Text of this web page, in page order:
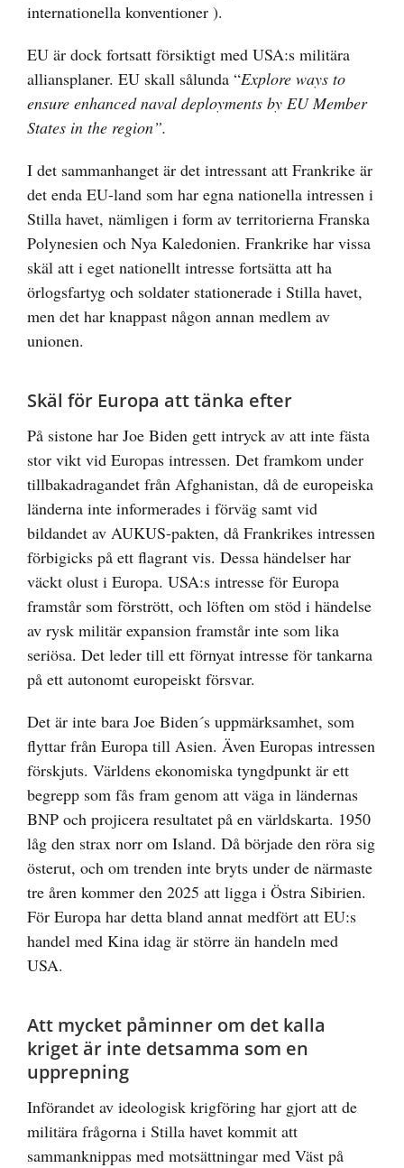
internationella konventioner ).
EU är dock fortsatt försiktigt med USA:s militära
alliansplaner. EU skall sålunda “Explore ways to
ensure enhanced naval deployments by EU Member
States in the region”.
I det sammanhanget är det intressant att Frankrike är
det enda EU-land som har egna nationella intressen i
Stilla havet, nämligen i form av territorierna Franska
Polynesien och Nya Kaledonien. Frankrike har vissa
skäl att i eget nationellt intresse fortsätta att ha
örlogsfartyg och soldater stationerade i Stilla havet,
men det har knappast någon annan medlem av
unionen.
Skäl för Europa att tänka efter
På sistone har Joe Biden gett intryck av att inte fästa
stor vikt vid Europas intressen. Det framkom under
tillbakadragandet från Afghanistan, då de europeiska
länderna inte informerades i förväg samt vid
bildandet av AUKUS-pakten, då Frankrikes intressen
förbigicks på ett flagrant vis. Dessa händelser har
väckt olust i Europa. USA:s intresse för Europa
framstår som förstrött, och löften om stöd i händelse
av rysk militär expansion framstår inte som lika
seriösa. Det leder till ett förnyat intresse för tankarna
på ett autonomt europeiskt försvar.
Det är inte bara Joe Biden´s uppmärksamhet, som
flyttar från Europa till Asien. Även Europas intressen
förskjuts. Världens ekonomiska tyngdpunkt är ett
begrepp som fås fram genom att väga in ländernas
BNP och projicera resultatet på en världskarta. 1950
låg den strax norr om Island. Då började den röra sig
österut, och om trenden inte bryts under de närmaste
tre åren kommer den 2025 att ligga i Östra Sibirien.
För Europa har detta bland annat medfört att EU:s
handel med Kina idag är större än handeln med
USA.
Att mycket påminner om det kalla
kriget är inte detsamma som en
upprepning
Införandet av ideologisk krigföring har gjort att de
militära frågorna i Stilla havet kommit att
sammanknippas med motsättningar med Väst på